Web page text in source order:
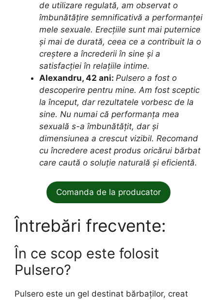
de utilizare regulată, am observat o
îmbunătățire semnificativă a performanței
mele sexuale. Erecțiile sunt mai puternice
și mai de durată, ceea ce a contribuit la o
creștere a încrederii în sine și a
satisfacției în relațiile intime.
Alexandru, 42 ani: Pulsero a fost o
descoperire pentru mine. Am fost sceptic
la început, dar rezultatele vorbesc de la
sine. Nu numai că performanța mea
sexuală s-a îmbunătățit, dar și
dimensiunea a crescut vizibil. Recomand
cu încredere acest produs oricărui bărbat
care caută o soluție naturală și eficientă.
Comanda de la producator
Întrebări frecvente:
În ce scop este folosit
Pulsero?
Pulsero este un gel destinat bărbaților, creat